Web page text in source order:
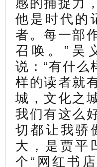
他是时代的
者。每一部
召唤。”吴
说：“有什
样的读者就
城，文化之
我们有这么
切都让我骄
大，是贾平
个“网红书